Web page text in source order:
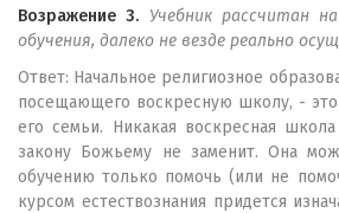
Возражение 3. Учебник рассчитан
обучения, далеко не везде реально
Ответ: Начальное религиозное
посещающего воскресную школу, -
его семьи. Никакая воскресная
закону Божьему не заменит. Она
обучению только помочь (или не
курсом естествознания придется